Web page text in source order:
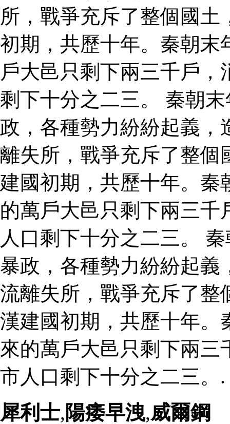
所，戰爭充斥了整個國
初期，共歷十年。秦朝末
戶大邑只剩下兩三千戶
剩下十分之二三。 秦朝
政，各種勢力紛紛起義，
離失所，戰爭充斥了整個
建國初期，共歷十年。秦
的萬戶大邑只剩下兩三
人口剩下十分之二三。
暴政，各種勢力紛紛起義
流離失所，戰爭充斥了整
漢建國初期，共歷十年。
來的萬戶大邑只剩下兩
市人口剩下十分之二三。.
犀利士, 陽痿早洩,威爾鋼